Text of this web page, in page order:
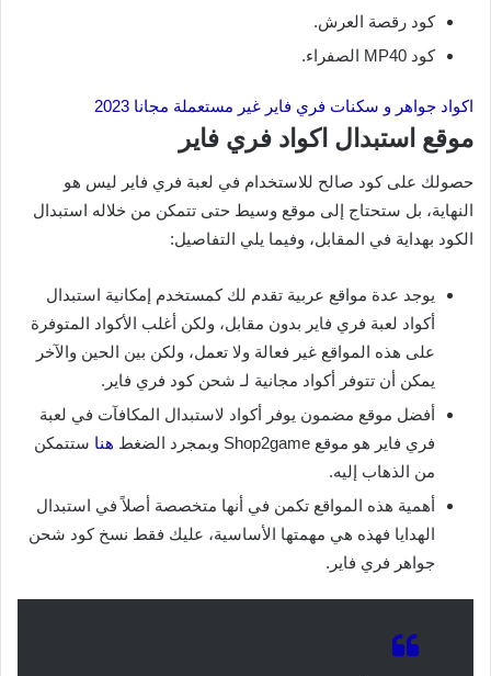
كود رقصة العرش.
كود MP40 الصفراء.
اكواد جواهر و سكنات فري فاير غير مستعملة مجانا 2023
موقع استبدال اكواد فري فاير
حصولك على كود صالح للاستخدام في لعبة فري فاير ليس هو
النهاية، بل ستحتاج إلى موقع وسيط حتى تتمكن من خلاله استبدال
الكود بهداية في المقابل، وفيما يلي التفاصيل:
يوجد عدة مواقع عربية تقدم لك كمستخدم إمكانية استبدال
أكواد لعبة فري فاير بدون مقابل، ولكن أغلب الأكواد المتوفرة
على هذه المواقع غير فعالة ولا تعمل، ولكن بين الحين والآخر
يمكن أن تتوفر أكواد مجانية لـ شحن كود فري فاير.
أفضل موقع مضمون يوفر أكواد لاستبدال المكافآت في لعبة
فري فاير هو موقع Shop2game وبمجرد الضغط
هنا ستتمكن
من الذهاب إليه.
أهمية هذه المواقع تكمن في أنها متخصصة أصلاً في استبدال
الهدايا فهذه هي مهمتها الأساسية، عليك فقط نسخ كود شحن
جواهر فري فاير.